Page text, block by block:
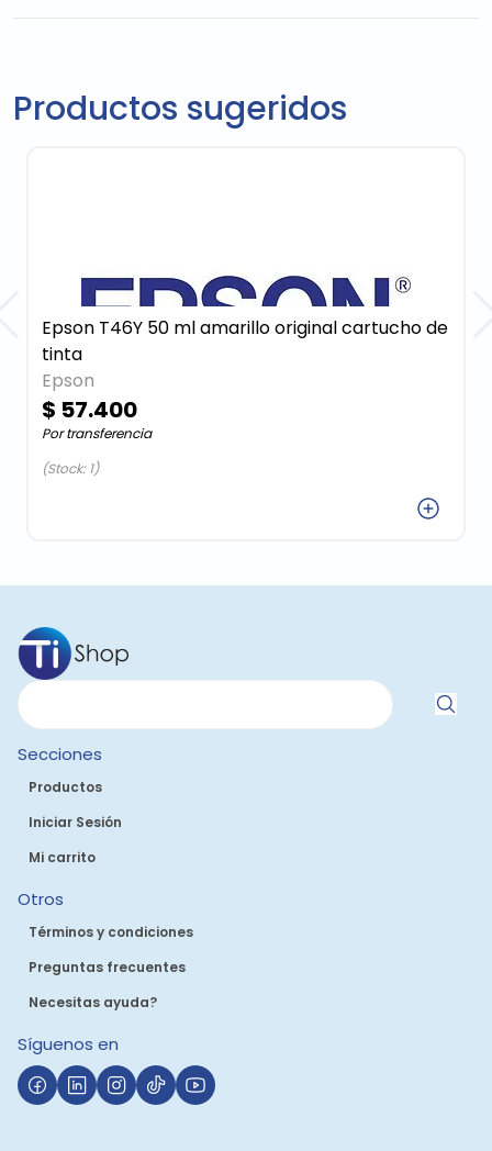
Productos sugeridos
Epson T46Y 50 ml amarillo original cartucho de
tinta
Epson
$ 57.400
Por transferencia
(Stock: 1)
Secciones
Productos
Iniciar Sesión
Mi carrito
Otros
Términos y condiciones
Preguntas frecuentes
Necesitas ayuda?
Síguenos en